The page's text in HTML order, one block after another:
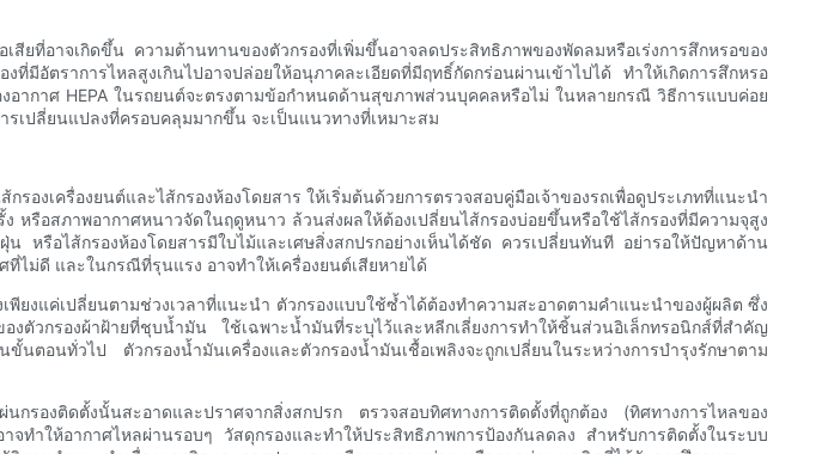
ยที่อาจเกิดขึ้น ความต้านทานของตัวกรองที่เพิ่มขึ้นอาจลดประสิทธิภาพของพัดลมหรือเร่งการสึกหรอของ
อัตราการไหลสูงเกินไปอาจปล่อยให้อนุภาคละเอียดที่มีฤทธิ์กัดกร่อนผ่านเข้าไปได้ ทำให้เกิดการสึกหรอ
กาศ HEPA ในรถยนต์จะตรงตามข้อกำหนดด้านสุขภาพส่วนบุคคลหรือไม่ ในหลายกรณี วิธีการแบบค่อย
รเปลี่ยนแปลงที่ครอบคลุมมากขึ้น จะเป็นแนวทางที่เหมาะสม
องเครื่องยนต์และไส้กรองห้องโดยสาร ให้เริ่มต้นด้วยการตรวจสอบคู่มือเจ้าของรถเพื่อดูประเภทที่แนะนำ
รือสภาพอากาศหนาวจัดในฤดูหนาว ล้วนส่งผลให้ต้องเปลี่ยนไส้กรองบ่อยขึ้นหรือใช้ไส้กรองที่มีความจุสูง
รือไส้กรองห้องโดยสารมีใบไม้และเศษสิ่งสกปรกอย่างเห็นได้ชัด ควรเปลี่ยนทันที อย่ารอให้ปัญหาด้าน
ไม่ดี และในกรณีที่รุนแรง อาจทำให้เครื่องยนต์เสียหายได้
ยงแค่เปลี่ยนตามช่วงเวลาที่แนะนำ ตัวกรองแบบใช้ซ้ำได้ต้องทำความสะอาดตามคำแนะนำของผู้ผลิต ซึ่ง
วกรองผ้าฝ้ายที่ชุบน้ำมัน ใช้เฉพาะน้ำมันที่ระบุไว้และหลีกเลี่ยงการทำให้ชิ้นส่วนอิเล็กทรอนิกส์ที่สำคัญ
อนทั่วไป ตัวกรองน้ำมันเครื่องและตัวกรองน้ำมันเชื้อเพลิงจะถูกเปลี่ยนในระหว่างการบำรุงรักษาตาม
กรองติดตั้งนั้นสะอาดและปราศจากสิ่งสกปรก ตรวจสอบทิศทางการติดตั้งที่ถูกต้อง (ทิศทางการไหลของ
ำให้อากาศไหลผ่านรอบๆ วัสดุกรองและทำให้ประสิทธิภาพการป้องกันลดลง สำหรับการติดตั้งในระบบ